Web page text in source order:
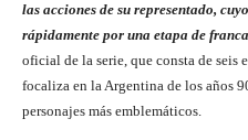
las acciones de su representado,
rápidamente por una etapa de
oficial de la serie, que consta de seis
focaliza en la Argentina de los años
personajes más emblemáticos.